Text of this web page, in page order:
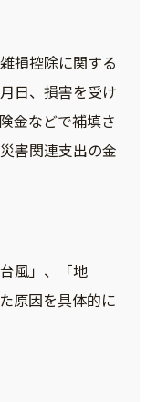
損控除に関する
日、損害を受け
金などで補填さ
害関連支出の金
風」、「地
原因を具体的に